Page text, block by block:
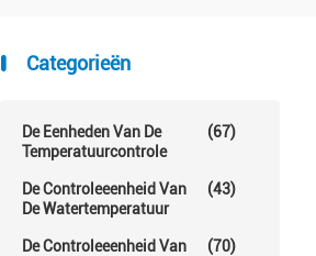
Categorieën
De Eenheden Van De
Temperatuurcontrole
(67)
De Controleeenheid Van
De Watertemperatuur
(43)
De Controleeenheid Van
(70)